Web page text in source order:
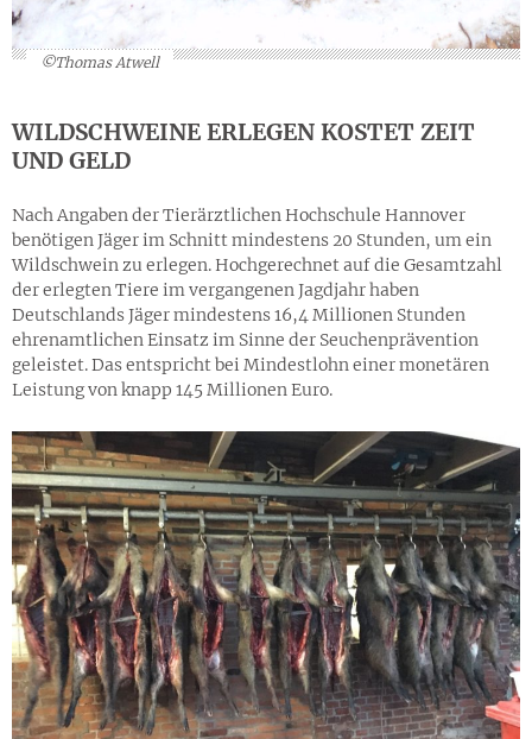
©Thomas Atwell
WILDSCHWEINE ERLEGEN KOSTET ZEIT
UND GELD
Nach Angaben der Tierärztlichen Hochschule Hannover
benötigen Jäger im Schnitt mindestens 20 Stunden, um ein
Wildschwein zu erlegen. Hochgerechnet auf die Gesamtzahl
der erlegten Tiere im vergangenen Jagdjahr haben
Deutschlands Jäger mindestens 16,4 Millionen Stunden
ehrenamtlichen Einsatz im Sinne der Seuchenprävention
geleistet. Das entspricht bei Mindestlohn einer monetären
Leistung von knapp 145 Millionen Euro.